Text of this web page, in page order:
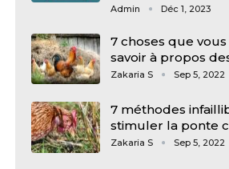
Admin Déc 1, 2023
7 choses que
savoir à propos
Zakaria S Sep 5, 2022
7 méthodes
stimuler la ponte
Zakaria S Sep 5, 2022